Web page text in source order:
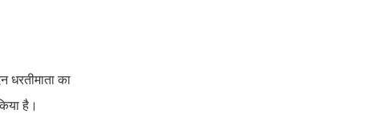
धरतीमाता का
है।